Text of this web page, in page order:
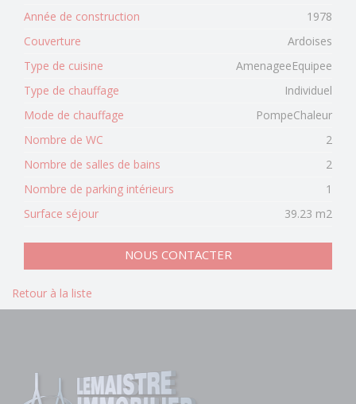
Année de construction
1978
Couverture
Ardoises
Type de cuisine
AmenageeEquipee
Type de chauffage
Individuel
Mode de chauffage
PompeChaleur
Nombre de WC
2
Nombre de salles de bains
2
Nombre de parking intérieurs
1
Surface séjour
39.23 m2
NOUS CONTACTER
Retour à la liste